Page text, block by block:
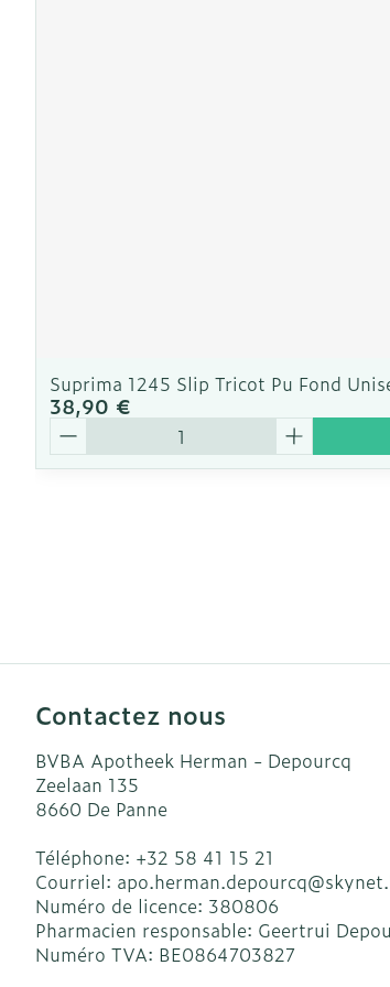
Suprima 1245 Slip Tricot Pu Fond
38,90 €
Quantité
Contactez nous
BVBA Apotheek Herman - Depourcq
Zeelaan 135
8660 De Panne
Téléphone: +32 58 41 15 21
Courriel: apo.herman.depourcq@
Numéro de licence: 380806
Pharmacien responsable: Geertrui
Numéro TVA: BE0864703827